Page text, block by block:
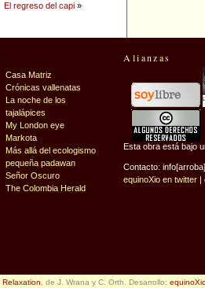
El regreso del capi »
Casa Matriz
Crónicas vallenatas
La noche de los
tajalápices
My London eye
Markota
Más allá del ecologismo
pequeña padawan
Señor Oscuro
The Colombia Herald
Alianzas
Esta obra está bajo
Contacto:
equinoXio en twitter |
Relaxation, de J. Wrana y C. Orth. Desarrollo: